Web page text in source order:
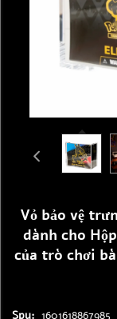
Vỏ bảo vệ
dành cho
của trò chơi
Spu: 1601618867985